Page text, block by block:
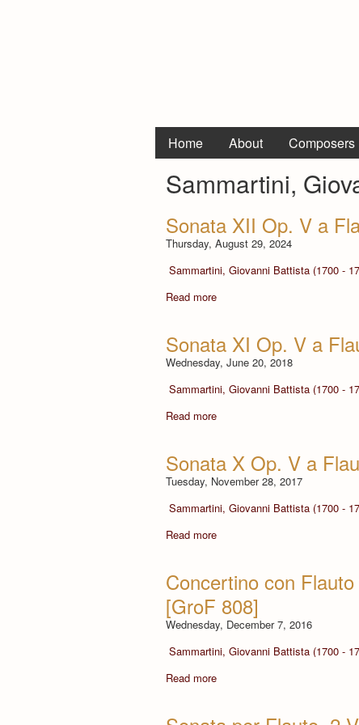
Home About Composers
Sammartini,
Sonata XII Op. V a
Thursday, August 29, 2024
Sammartini, Giovanni Battista (1700 -
Read more
Sonata XI Op. V a
Wednesday, June 20, 2018
Sammartini, Giovanni Battista (1700 -
Read more
Sonata X Op. V a
Tuesday, November 28, 2017
Sammartini, Giovanni Battista (1700 -
Read more
Concertino con
[GroF 808]
Wednesday, December 7, 2016
Sammartini, Giovanni Battista (1700 -
Read more